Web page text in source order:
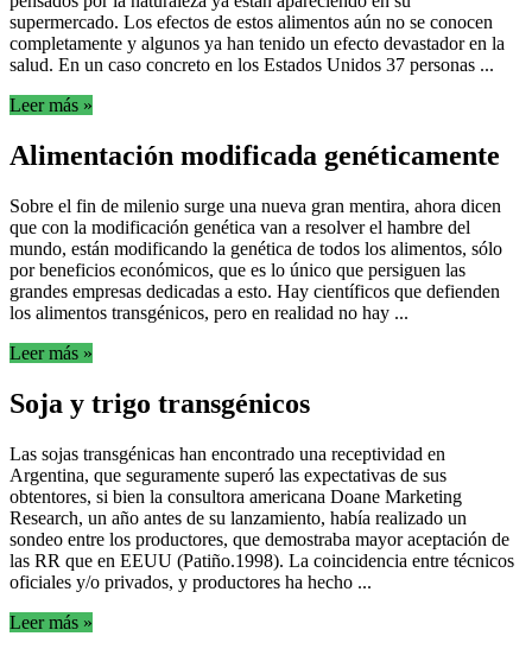
supermercado. Los efectos de estos alimentos aún no se conocen
completamente y algunos ya han tenido un efecto devastador en la
salud. En un caso concreto en los Estados Unidos 37 personas ...
Leer más »
Alimentación modificada genéticamente
Sobre el fin de milenio surge una nueva gran mentira, ahora dicen
que con la modificación genética van a resolver el hambre del
mundo, están modificando la genética de todos los alimentos, sólo
por beneficios económicos, que es lo único que persiguen las
grandes empresas dedicadas a esto. Hay científicos que defienden
los alimentos transgénicos, pero en realidad no hay ...
Leer más »
Soja y trigo transgénicos
Las sojas transgénicas han encontrado una receptividad en
Argentina, que seguramente superó las expectativas de sus
obtentores, si bien la consultora americana Doane Marketing
Research, un año antes de su lanzamiento, había realizado un
sondeo entre los productores, que demostraba mayor aceptación de
las RR que en EEUU (Patiño.1998). La coincidencia entre técnicos
oficiales y/o privados, y productores ha hecho ...
Leer más »